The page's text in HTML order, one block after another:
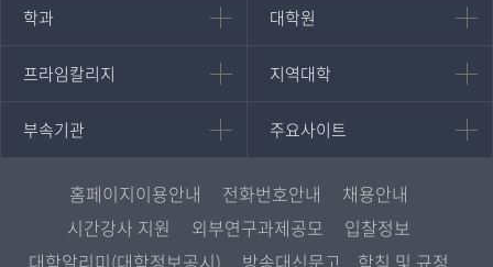
학과
인문과학대학
국어국문학과
영어영문학과
일본학과
사회과학대학
대학원
대학원
대학원
경영대학원
프라임칼리지
프라임칼리지
학사학위과정
평생교육과정
지역대학
지역대학
지역대학 포털
서울지역대학
대구경북지역대학
인천지역대학
부속기관
부속기관
중앙도서관
원격교육혁신연구원
통합인문학연구소
디지털미디어센터
주요사이트
주요사이트
멘토링
진로심리상담
교육정보화본부
국립대학육성사업
홈페이지이용안내 전화번호안내
채용안내
시간강사 지원
외부연구과제공모
입찰정보
대학알리미(대학정보공시)
방송대신문고 학칙 및 규정